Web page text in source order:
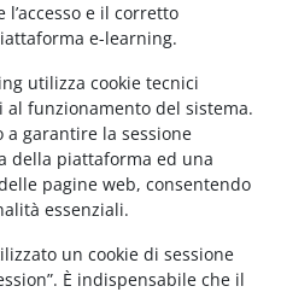
e il corretto
e-learning.
utilizza cookie tecnici
al funzionamento del sistema.
a garantire la sessione
della piattaforma ed una
pagine web, consentendo
essenziali.
un cookie di sessione
È indispensabile che il